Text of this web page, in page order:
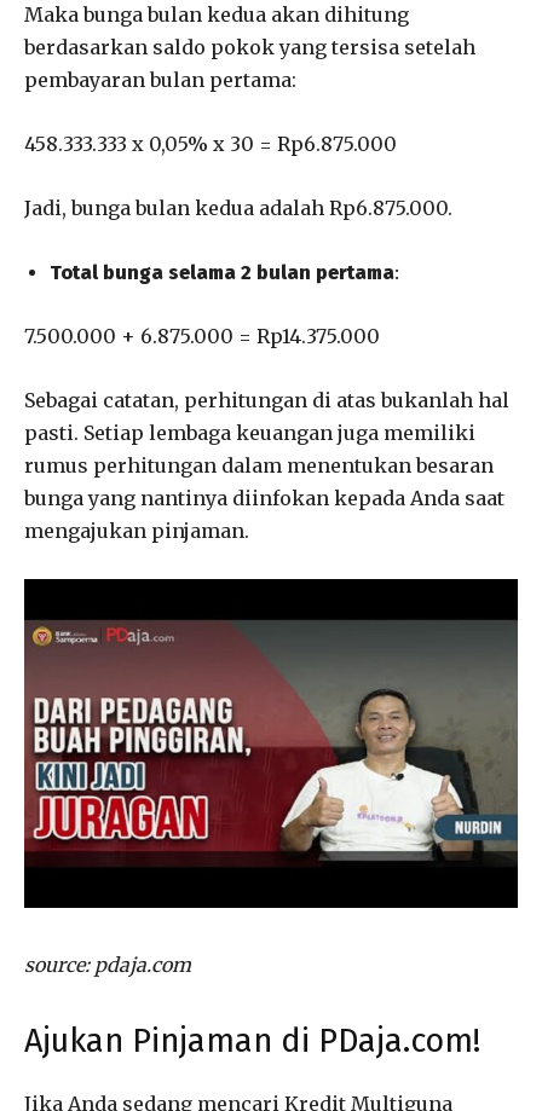
Maka bunga bulan kedua akan dihitung
berdasarkan saldo pokok yang tersisa setelah
pembayaran bulan pertama:
458.333.333 x 0,05% x 30 = Rp6.875.000
Jadi, bunga bulan kedua adalah Rp6.875.000.
Total bunga selama 2 bulan pertama:
7.500.000 + 6.875.000 = Rp14.375.000
Sebagai catatan, perhitungan di atas bukanlah hal
pasti. Setiap lembaga keuangan juga memiliki
rumus perhitungan dalam menentukan besaran
bunga yang nantinya diinfokan kepada Anda saat
mengajukan pinjaman.
source: pdaja.com
Ajukan Pinjaman di PDaja.com!
Jika Anda sedang mencari Kredit Multiguna